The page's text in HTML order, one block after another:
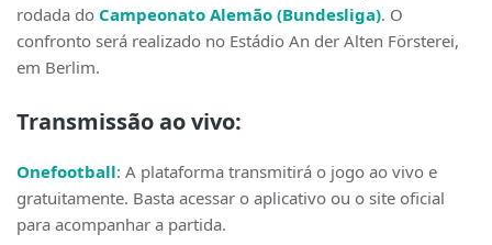
rodada do Campeonato Alemão (Bundesliga). O
confronto será realizado no Estádio An der Alten Försterei,
em Berlim.
Transmissão ao vivo:
Onefootball: A plataforma transmitirá o jogo ao vivo e
gratuitamente. Basta acessar o aplicativo ou o site oficial
para acompanhar a partida.